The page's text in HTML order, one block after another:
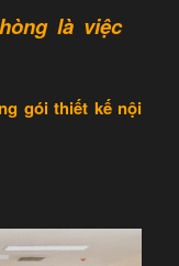
là việc
gói thiết kế nội